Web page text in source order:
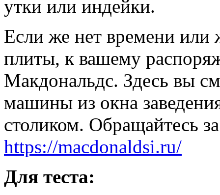
утки или индейки.
Если же нет времени или
плиты, к вашему
Макдональдс. Здесь вы
машины из окна
столиком. Обращайтесь
https://macdonaldsi.ru/
Для теста: